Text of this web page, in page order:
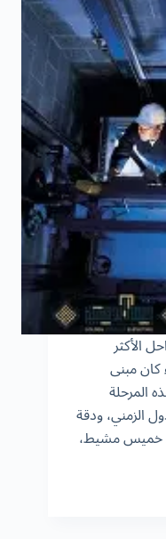
الأكثر
مبنى
المرحلة
الزمني، ودقة
خميس مشيط،